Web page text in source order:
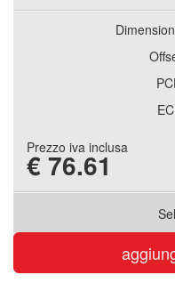
Prezzo iva inclusa
€ 76.61